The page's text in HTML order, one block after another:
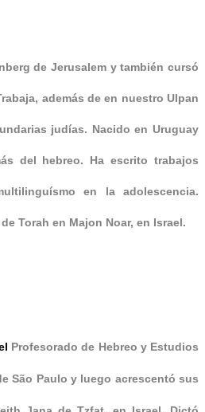
de Jerusalem y también cursó
además de en nuestro Ulpan
judías. Nacido en Uruguay
del hebreo. Ha escrito trabajos
en la adolescencia.
Torah en Majon Noar, en Israel.
Profesorado de Hebreo y Estudios
São Paulo y luego acrescentó sus